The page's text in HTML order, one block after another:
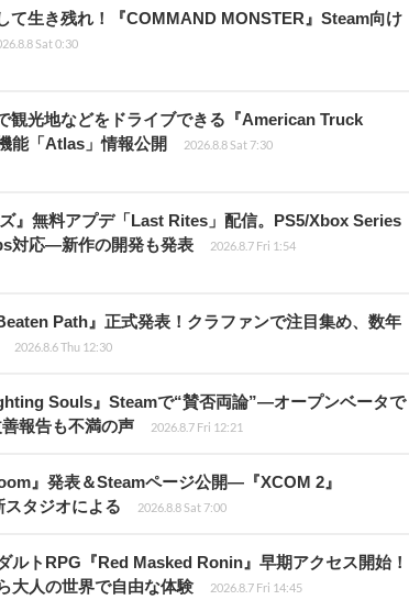
て生き残れ！『COMMAND MONSTER』Steam向け
Sat 0:30
観光地などをドライブできる『American Truck
能「Atlas」情報公開
2026.8.8 Sat 7:30
』無料アプデ「Last Rites」配信。PS5/Xbox Series
対応―新作の開発も発表
2026.8.7 Fri 1:54
Path』正式発表！クラファンで注目集め、数年
2026.8.6 Thu 12:30
Souls』Steamで“賛否両論”―オープンベータで
報告も不満の声
2026.8.7 Fri 12:21
』発表＆Steamページ公開―『XCOM 2』
タジオによる
2026.8.8 Sat 7:00
ルトRPG『Red Masked Ronin』早期アクセス開始！
大人の世界で自由な体験
2026.8.7 Fri 14:45